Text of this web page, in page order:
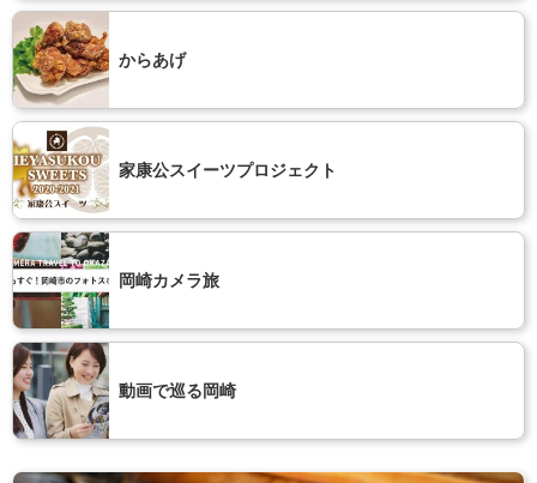
からあげ
家康公スイーツプロジェクト
岡崎カメラ旅
動画で巡る岡崎